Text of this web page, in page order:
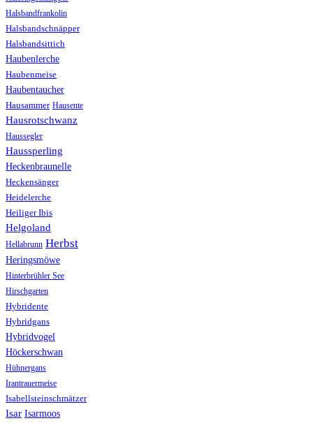
Halsbandfrankolin
Halsbandschnäpper
Halsbandsittich
Haubenlerche
Haubenmeise
Haubentaucher
Hausammer Hausente
Hausrotschwanz
Haussegler
Haussperling
Heckenbraunelle
Heckensänger
Heidelerche
Heiliger Ibis
Helgoland
Hellabrunn Herbst
Heringsmöwe
Hinterbrühler See
Hirschgarten
Hybridente
Hybridgans
Hybridvogel
Höckerschwan
Hühnergans
Irantrauermeise
Isabellsteinschmätzer
Isar Isarmoos